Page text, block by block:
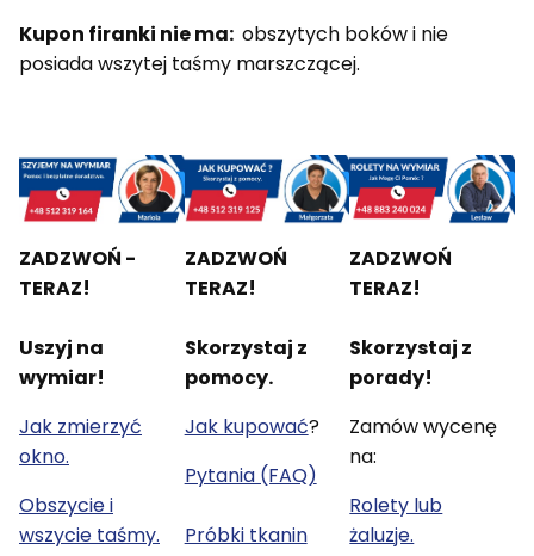
Kupon firanki nie ma: obszytych boków i nie
posiada wszytej taśmy marszczącej.
ZADZWOŃ -
TERAZ!
Uszyj na
wymiar!
Jak zmierzyć
okno.
Obszycie i
wszycie taśmy.
ZADZWOŃ
TERAZ!
Skorzystaj z
pomocy.
Jak kupować?
Pytania (FAQ)
Próbki tkanin
ZADZWOŃ
TERAZ!
Skorzystaj z
porady!
Zamów wycenę
na:
Rolety lub
żaluzje.